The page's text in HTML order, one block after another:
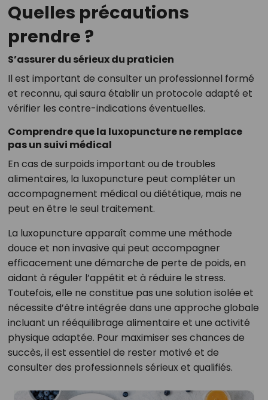
Quelles précautions
prendre ?
S’assurer du sérieux du praticien
Il est important de consulter un professionnel formé
et reconnu, qui saura établir un protocole adapté et
vérifier les contre-indications éventuelles.
Comprendre que la luxopuncture ne remplace
pas un suivi médical
En cas de surpoids important ou de troubles
alimentaires, la luxopuncture peut compléter un
accompagnement médical ou diététique, mais ne
peut en être le seul traitement.
La luxopuncture apparaît comme une méthode
douce et non invasive qui peut accompagner
efficacement une démarche de perte de poids, en
aidant à réguler l’appétit et à réduire le stress.
Toutefois, elle ne constitue pas une solution isolée et
nécessite d’être intégrée dans une approche globale
incluant un rééquilibrage alimentaire et une activité
physique adaptée. Pour maximiser ses chances de
succès, il est essentiel de rester motivé et de
consulter des professionnels sérieux et qualifiés.